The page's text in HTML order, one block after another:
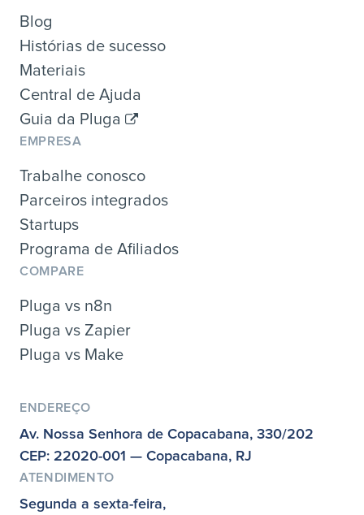
Blog
Histórias de sucesso
Materiais
Central de Ajuda
Guia da Pluga
EMPRESA
Trabalhe conosco
Parceiros integrados
Startups
Programa de Afiliados
COMPARE
Pluga vs n8n
Pluga vs Zapier
Pluga vs Make
ENDEREÇO
Av. Nossa Senhora de Copacabana, 330/202
CEP: 22020-001 — Copacabana, RJ
ATENDIMENTO
Segunda a sexta-feira,